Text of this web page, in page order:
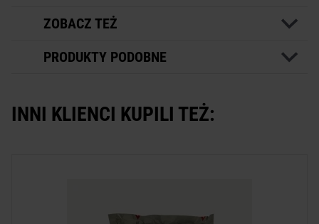
ZOBACZ TEŻ
PRODUKTY PODOBNE
INNI KLIENCI KUPILI TEŻ: